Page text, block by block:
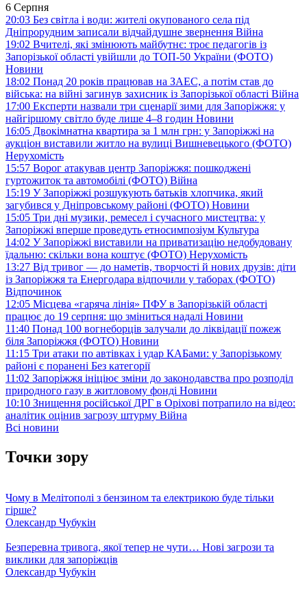
6 Серпня
20:03 Без світла і води: жителі окупованого села під
Дніпрорудним записали відчайдушне звернення Війна
19:02 Вчителі, які змінюють майбутнє: троє педагогів із
Запорізької області увійшли до ТОП-50 України (ФОТО)
Новини
18:02 Понад 20 років працював на ЗАЕС, а потім став до
війська: на війні загинув захисник із Запорізької області Війна
17:00 Експерти назвали три сценарії зими для Запоріжжя: у
найгіршому світло буде лише 4–8 годин Новини
16:05 Двокімнатна квартира за 1 млн грн: у Запоріжжі на
аукціон виставили житло на вулиці Вишневецького (ФОТО)
Нерухомість
15:57 Ворог атакував центр Запоріжжя: пошкоджені
гуртожиток та автомобілі (ФОТО) Війна
15:19 У Запоріжжі розшукують батьків хлопчика, який
загубився у Дніпровському районі (ФОТО) Новини
15:05 Три дні музики, ремесел і сучасного мистецтва: у
Запоріжжі вперше проведуть етносимпозіум Культура
14:02 У Запоріжжі виставили на приватизацію недобудовану
їдальню: скільки вона коштує (ФОТО) Нерухомість
13:27 Від тривог — до наметів, творчості й нових друзів: діти
із Запоріжжя та Енергодара відпочили у таборах (ФОТО)
Відпочинок
12:05 Місцева «гаряча лінія» ПФУ в Запорізькій області
працює до 19 серпня: що зміниться надалі Новини
11:40 Понад 100 вогнеборців залучали до ліквідації пожеж
біля Запоріжжя (ФОТО) Новини
11:15 Три атаки по автівках і удар КАБами: у Запорізькому
районі є поранені Без категорії
11:02 Запоріжжя ініціює зміни до законодавства про розподіл
природного газу в житловому фонді Новини
10:10 Знищення російської ДРГ в Оріхові потрапило на відео:
аналітик оцінив загрозу штурму Війна
Всі новини
Точки зору
Чому в Мелітополі з бензином та електрикою буде тільки
гірше?
Олександр Чубукін
Безперевна тривога, якої тепер не чути… Нові загрози та
виклики для запоріжців
Олександр Чубукін